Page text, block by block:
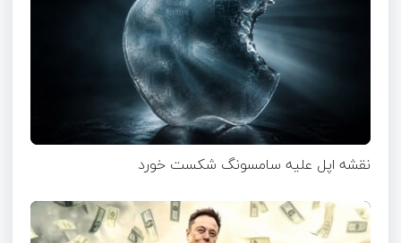
نقشه اپل علیه سامسونگ شکست خورد